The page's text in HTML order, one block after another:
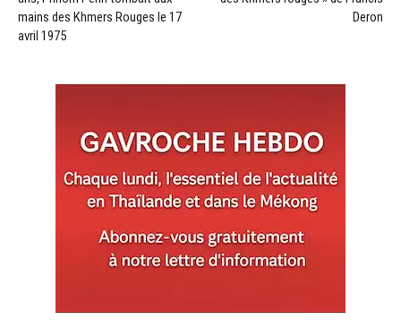
mains des Khmers Rouges le 17
avril 1975
Deron